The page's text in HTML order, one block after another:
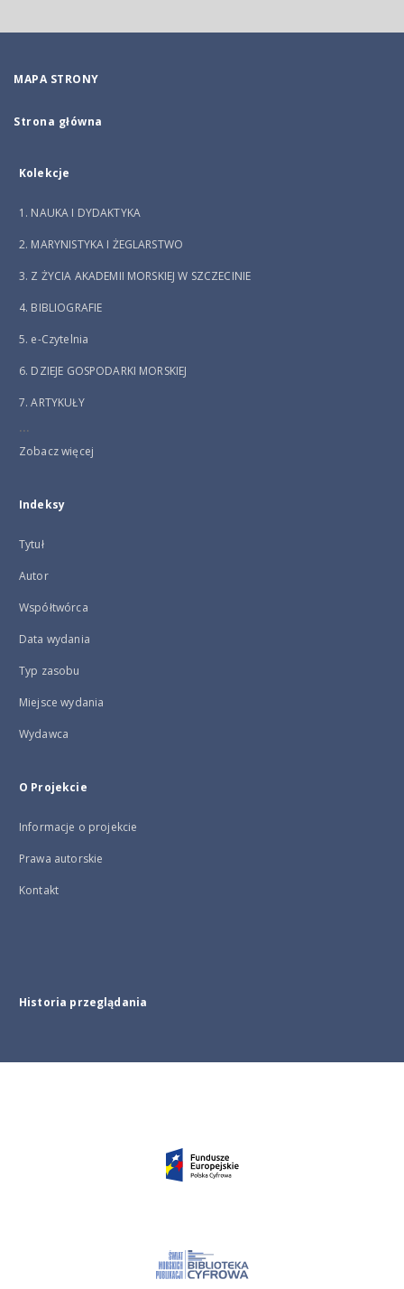
MAPA STRONY
Strona główna
Kolekcje
1. NAUKA I DYDAKTYKA
2. MARYNISTYKA I ŻEGLARSTWO
3. Z ŻYCIA AKADEMII MORSKIEJ W SZCZECINIE
4. BIBLIOGRAFIE
5. e-Czytelnia
6. DZIEJE GOSPODARKI MORSKIEJ
7. ARTYKUŁY
...
Zobacz więcej
Indeksy
Tytuł
Autor
Współtwórca
Data wydania
Typ zasobu
Miejsce wydania
Wydawca
O Projekcie
Informacje o projekcie
Prawa autorskie
Kontakt
Historia przeglądania